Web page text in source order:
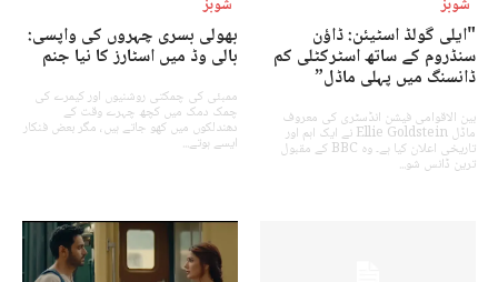
شوبز
"ایلی گولڈ اسٹیئن: ڈاؤن
سنڈروم کے ساتھ اسٹرکٹلی کم
ڈانسنگ میں پہلی ماڈل”
بین الاقوامی فیشن انڈسٹری کی معروف
ماڈل Ellie Goldstein نے ایک اہم اور
تاریخی اعلان کیا ہے۔ وہ BBC کے مقبول
ترین ڈانس شو...
شوبز
بھولی بسری چہروں کی واپسی:
بالی وڈ میں اسٹارز کا نیا جنم
ممبئی کی چمکتی روشنیوں اور کیمرے کی
چمک دمک میں کچھ چہرے وقت کے
دھندلکوں میں کھو جاتے ہیں، مگر بعض فنکار
ایسے ہوتے...